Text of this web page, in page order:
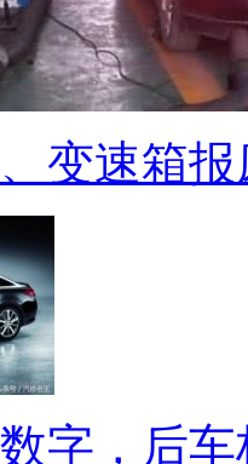
变速箱
字，后